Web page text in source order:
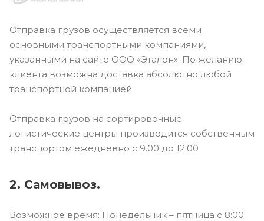
Отправка грузов осуществляется всеми
основными транспортными компаниями,
указанными на сайте ООО «Эталон». По желанию
клиента возможна доставка абсолютно любой
транспортной компанией.
Отправка грузов на сортировочные
логистические центры производится собственным
транспортом ежедневно с 9.00 до 12.00
2. Самовывоз.
Возможное время: Понедельник – пятница с 8:00